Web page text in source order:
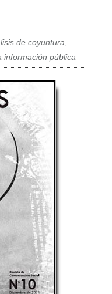
de coyuntura,
información pública